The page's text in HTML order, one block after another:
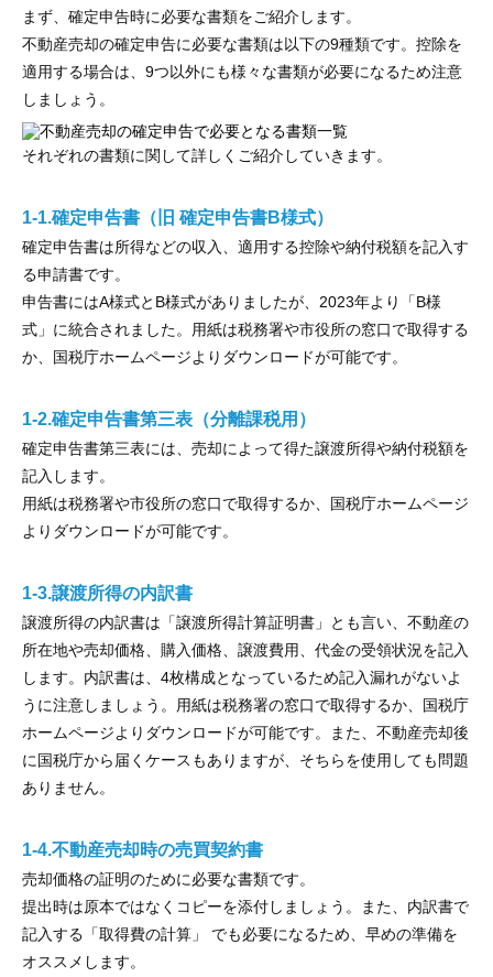
まず、確定申告時に必要な書類をご紹介します。
不動産売却の確定申告に必要な書類は以下の9種類です。控除を
適用する場合は、9つ以外にも様々な書類が必要になるため注意
しましょう。
それぞれの書類に関して詳しくご紹介していきます。
1-1.確定申告書（旧 確定申告書B様式）
確定申告書は所得などの収入、適用する控除や納付税額を記入す
る申請書です。
申告書にはA様式とB様式がありましたが、2023年より「B様
式」に統合されました。用紙は税務署や市役所の窓口で取得する
か、国税庁ホームページよりダウンロードが可能です。
1-2.確定申告書第三表（分離課税用）
確定申告書第三表には、売却によって得た譲渡所得や納付税額を
記入します。
用紙は税務署や市役所の窓口で取得するか、国税庁ホームページ
よりダウンロードが可能です。
1-3.譲渡所得の内訳書
譲渡所得の内訳書は「譲渡所得計算証明書」とも言い、不動産の
所在地や売却価格、購入価格、譲渡費用、代金の受領状況を記入
します。内訳書は、4枚構成となっているため記入漏れがないよ
うに注意しましょう。用紙は税務署の窓口で取得するか、国税庁
ホームページよりダウンロードが可能です。また、不動産売却後
に国税庁から届くケースもありますが、そちらを使用しても問題
ありません。
1-4.不動産売却時の売買契約書
売却価格の証明のために必要な書類です。
提出時は原本ではなくコピーを添付しましょう。また、内訳書で
記入する「取得費の計算」 でも必要になるため、早めの準備を
オススメします。